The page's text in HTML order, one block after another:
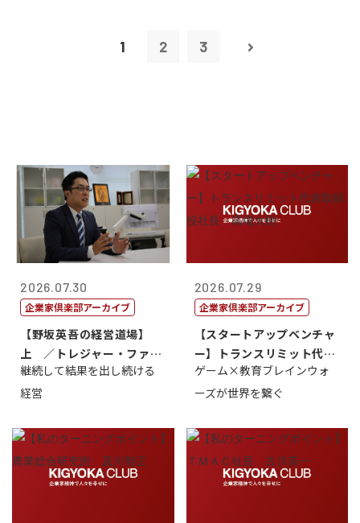
1 2 3
2026.07.30
企業家倶楽部アーカイブ
【野坂英吾の経営道場】
上 ／トレジャー・ファク
トリー社長野坂...
継続して結果を出し続ける
経営
2026.07.29
企業家倶楽部アーカイブ
【スタートアップベンチャ
ー】トランスリミット代表
取締役社長 ...
ゲーム×教育ブレインウォ
ーズが世界を繋ぐ